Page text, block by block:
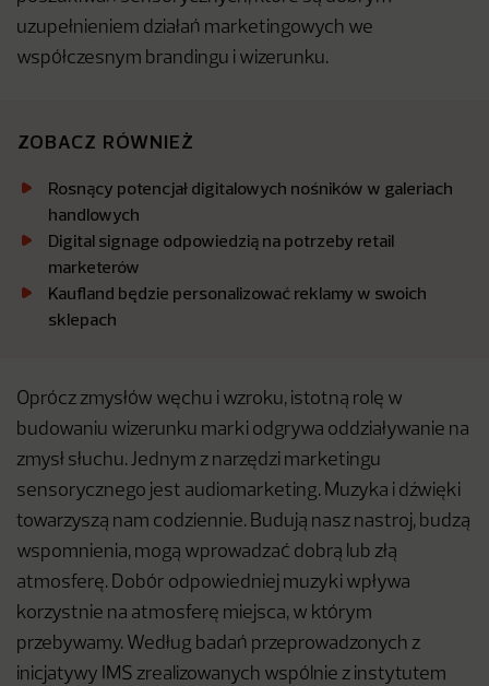
uzupełnieniem działań marketingowych we
współczesnym brandingu i wizerunku.
ZOBACZ RÓWNIEŻ
Rosnący potencjał digitalowych nośników w galeriach
handlowych
Digital signage odpowiedzią na potrzeby retail
marketerów
Kaufland będzie personalizować reklamy w swoich
sklepach
Oprócz zmysłów węchu i wzroku, istotną rolę w
budowaniu wizerunku marki odgrywa oddziaływanie na
zmysł słuchu. Jednym z narzędzi marketingu
sensorycznego jest audiomarketing. Muzyka i dźwięki
towarzyszą nam codziennie. Budują nasz nastroj, budzą
wspomnienia, mogą wprowadzać dobrą lub złą
atmosferę. Dobór odpowiedniej muzyki wpływa
korzystnie na atmosferę miejsca, w którym
przebywamy. Według badań przeprowadzonych z
inicjatywy IMS zrealizowanych wspólnie z instytutem